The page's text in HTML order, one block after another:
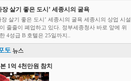
장 살기 좋은 도시’ 세종시의 굴욕
장 살기 좋은 도시’ 세종시의 굴욕 세종시의 상업 시설
줄줄이 폐업하고 있다. 정부세종청사 바로 앞에 위
4성급 B 호텔은 25일까지..
토 뉴스
1억 4천만원 참치